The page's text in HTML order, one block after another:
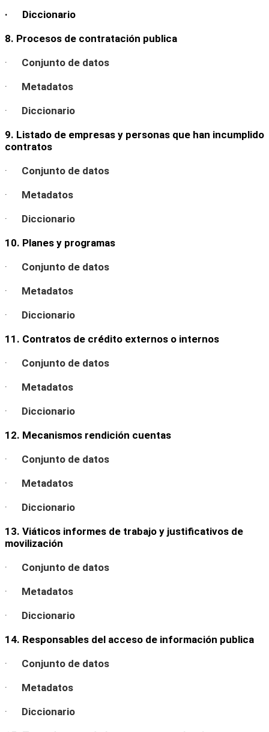
· Diccionario
8. Procesos de contratación publica
· Conjunto de datos
· Metadatos
· Diccionario
9. Listado de empresas y personas que han incumplido
contratos
· Conjunto de datos
· Metadatos
· Diccionario
10. Planes y programas
· Conjunto de datos
· Metadatos
· Diccionario
11. Contratos de crédito externos o internos
· Conjunto de datos
· Metadatos
· Diccionario
12. Mecanismos rendición cuentas
· Conjunto de datos
· Metadatos
· Diccionario
13. Viáticos informes de trabajo y justificativos de
movilización
· Conjunto de datos
· Metadatos
· Diccionario
14. Responsables del acceso de información publica
· Conjunto de datos
· Metadatos
· Diccionario